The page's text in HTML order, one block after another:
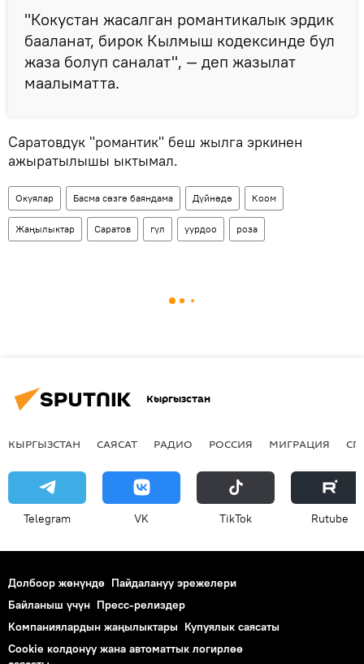
"Кокустан жасалган романтикалык эрдик
бааланат, бирок Кылмыш кодексинде бул
жаза болуп саналат", — деп жазылат
маалыматта.
Саратовдук "романтик" беш жылга эркинен
ажыратылышы ыктымал.
Окуялар Басма сөзгө баяндама Дүйнөдө Коом
Жаңылыктар Саратов гүл уурдоо роза
Кыргызстан
КЫРГЫЗСТАН САЯСАТ РАДИО РОССИЯ МИГРАЦИЯ
Telegram VK ТikТоk Rutube
Долбоор жөнүндө Пайдалануу эрежелери
Байланыш үчүн Пресс-релиздер
Компаниялардын жаңылыктары Купуялык саясаты
Cookie колдонуу жана автоматтык логирлөө